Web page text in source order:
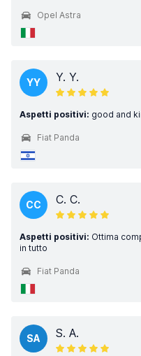
Opel Astra
YY Y. Y.
Aspetti positivi: good and
Fiat Panda
CC C. C.
Aspetti positivi: Ottima
in tutto
Fiat Panda
SA S. A.